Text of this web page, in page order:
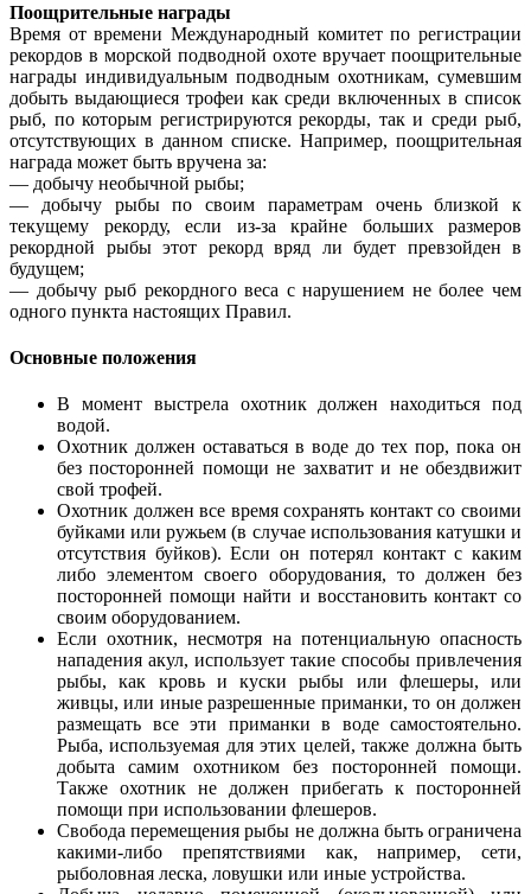
Поощрительные награды
Время от времени Международный комитет по регистрации
рекордов в морской подводной охоте вручает поощрительные
награды индивидуальным подводным охотникам, сумевшим
добыть выдающиеся трофеи как среди включенных в список
рыб, по которым регистрируются рекорды, так и среди рыб,
отсутствующих в данном списке. Например, поощрительная
награда может быть вручена за:
— добычу необычной рыбы;
— добычу рыбы по своим параметрам очень близкой к
текущему рекорду, если из-за крайне больших размеров
рекордной рыбы этот рекорд вряд ли будет превзойден в
будущем;
— добычу рыб рекордного веса с нарушением не более чем
одного пункта настоящих Правил.
Основные положения
В момент выстрела охотник должен находиться под
водой.
Охотник должен оставаться в воде до тех пор, пока он
без посторонней помощи не захватит и не обездвижит
свой трофей.
Охотник должен все время сохранять контакт со своими
буйками или ружьем (в случае использования катушки и
отсутствия буйков). Если он потерял контакт с каким
либо элементом своего оборудования, то должен без
посторонней помощи найти и восстановить контакт со
своим оборудованием.
Если охотник, несмотря на потенциальную опасность
нападения акул, использует такие способы привлечения
рыбы, как кровь и куски рыбы или флешеры, или
живцы, или иные разрешенные приманки, то он должен
размещать все эти приманки в воде самостоятельно.
Рыба, используемая для этих целей, также должна быть
добыта самим охотником без посторонней помощи.
Также охотник не должен прибегать к посторонней
помощи при использовании флешеров.
Свобода перемещения рыбы не должна быть ограничена
какими-либо препятствиями как, например, сети,
рыболовная леска, ловушки или иные устройства.